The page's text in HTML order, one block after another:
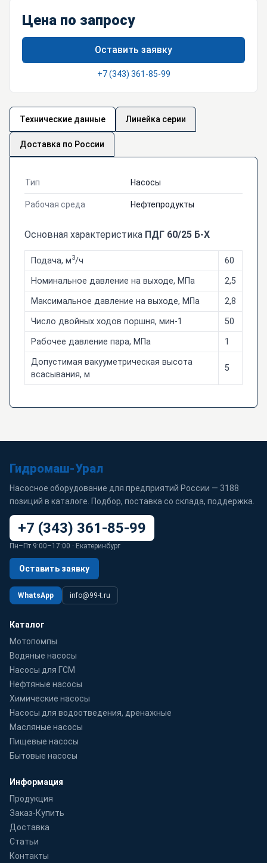
Цена по запросу
Оставить заявку
+7 (343) 361-85-99
Технические данные Линейка серии
Доставка по России
Тип Насосы
Рабочая среда Нефтепродукты
Основная характеристика ПДГ 60/25 Б-Х
Подача, м3/ч
60
Номинальное давление на выходе, МПа
2,5
Максимальное давление на выходе, МПа
2,8
Число двойных ходов поршня, мин-1
50
Рабочее давление пара, МПа
1
Допустимая вакууметрическая высота
всасывания, м
5
Гидромаш-Урал
Насосное оборудование для предприятий России — 3188
позиций в каталоге. Подбор, поставка со склада, поддержка.
+7 (343) 361-85-99
Пн–Пт 9:00–17:00 · Екатеринбург
Оставить заявку
WhatsApp info@99-t.ru
Каталог
Мотопомпы
Водяные насосы
Насосы для ГСМ
Нефтяные насосы
Химические насосы
Насосы для водоотведения, дренажные
Масляные насосы
Пищевые насосы
Бытовые насосы
Информация
Продукция
Заказ-Купить
Доставка
Статьи
Контакты